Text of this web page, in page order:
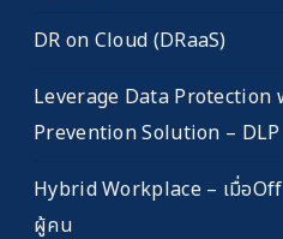
DR on Cloud (DRaaS)
Leverage Data Protection
Prevention Solution – DLP
Hybrid Workplace – เมื่อ
ผู้คน